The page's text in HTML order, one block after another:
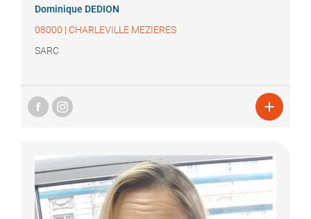
Dominique DEDION
08000 | CHARLEVILLE MEZIERES
SARC
